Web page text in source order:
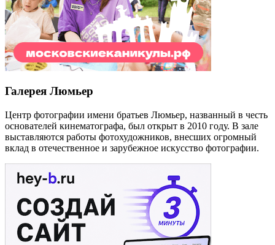
Галерея Люмьер
Центр фотографии имени братьев Люмьер, названный в честь
основателей кинематографа, был открыт в 2010 году. В зале
выставляются работы фотохудожников, внесших огромный
вклад в отечественное и зарубежное искусство фотографии.